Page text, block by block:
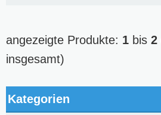
angezeigte Produkte: 1 bis 2
insgesamt)
Kategorien